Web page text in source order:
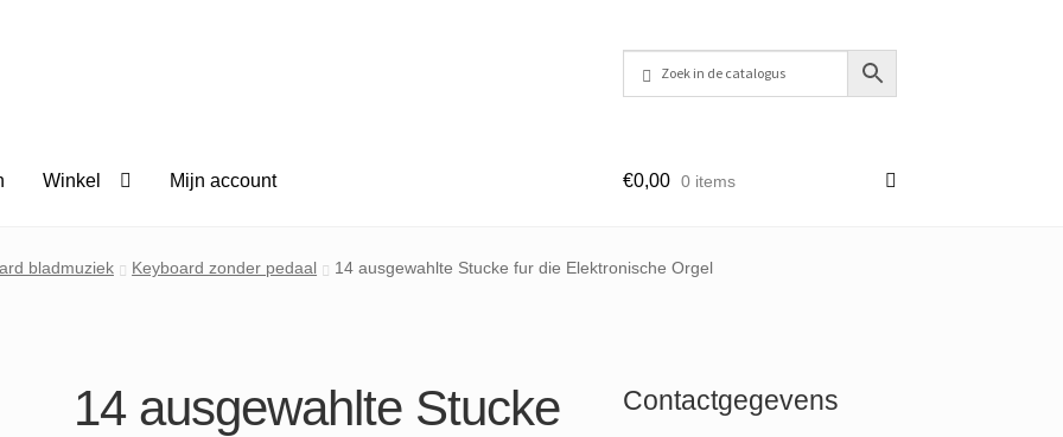
Winkel Mijn account €0,00 0 items
bladmuziek Keyboard zonder pedaal 14 ausgewahlte Stucke fur die Elektronische Orgel
14 ausgewahlte Stucke
Contactgegevens